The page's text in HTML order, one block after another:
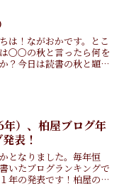
は！ながおかです。とこ
〇〇の秋と言ったら何を
？今日は読書の秋と題し
）、柏屋ブログ年
表！
となりました。毎年恒
いたブログランキングで
年の発表です！柏屋の1